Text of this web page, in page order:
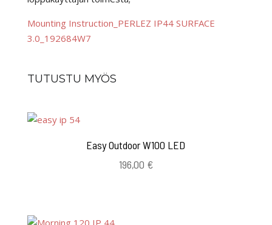
Mounting Instruction_PERLEZ IP44 SURFACE
3.0_192684W7
TUTUSTU MYÖS
Easy Outdoor W100 LED
196,00 €